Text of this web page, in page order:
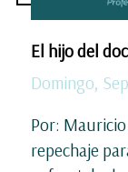
El hijo del
Domingo,
Por:
repechaje